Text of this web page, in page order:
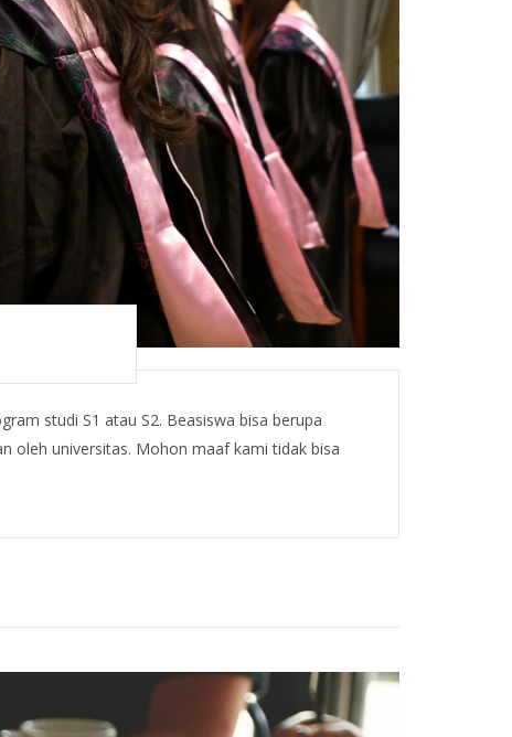
studi S1 atau S2. Beasiswa bisa berupa
oleh universitas. Mohon maaf kami tidak bisa